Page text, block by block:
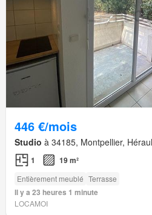
446 €/mois
Studio à 34185, Montpellier,
1 19 m²
Entièrement meublé Terrasse
Il y a 23 heures 1 minute
LOCAMOI